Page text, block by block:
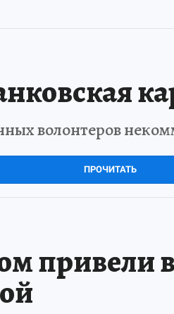
волонтеров
ПРОЧИТАТЬ
привели